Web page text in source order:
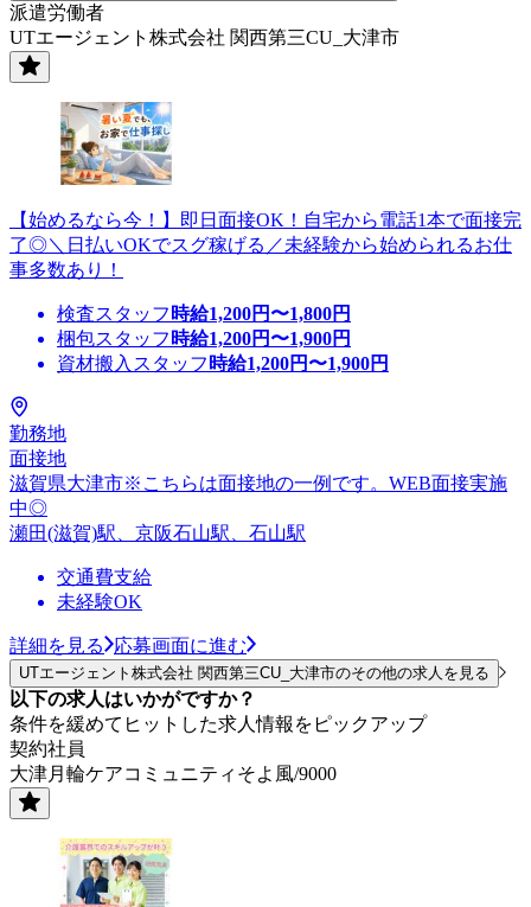
派遣労働者
UTエージェント株式会社 関西第三CU_大津市
【始めるなら今！】即日面接OK！自宅から電話1本で面接完
了◎＼日払いOKでスグ稼げる／未経験から始められるお仕
事多数あり！
検査スタッフ 時給1,200円〜1,800円
梱包スタッフ 時給1,200円〜1,900円
資材搬入スタッフ 時給1,200円〜1,900円
勤務地
面接地
滋賀県大津市※こちらは面接地の一例です。WEB面接実施
中◎
瀬田(滋賀)駅、京阪石山駅、石山駅
交通費支給
未経験OK
詳細を見る 応募画面に進む
UTエージェント株式会社 関西第三CU_大津市のその他の求人を見る
以下の求人はいかがですか？
条件を緩めてヒットした求人情報をピックアップ
契約社員
大津月輪ケアコミュニティそよ風/9000